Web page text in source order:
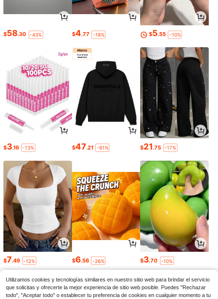
$58.30 -43% $4.77 -18% $5.55 -10%
$3.16 -13% $47.21 -61% $21.75 -17%
$7.49 -12% $6.56 -26% $3.70 -10%
Utilizamos cookies y tecnologías similares en nuestro sitio web para brindar el servicio
que solicitas y ofrecerte la mejor experiencia de sitio web posible. Puedes "Rechazar
todo", "Aceptar todo" o establecer tu preferencia de cookies en cualquier momento a tu